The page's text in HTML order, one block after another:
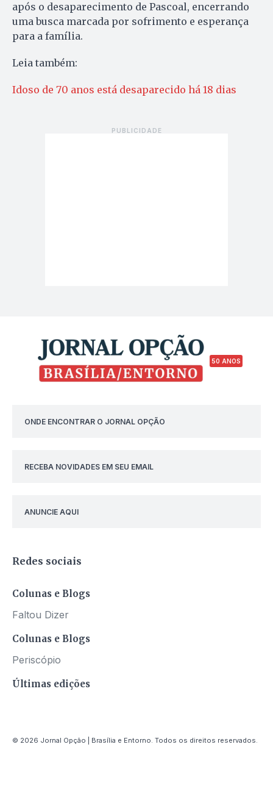
após o desaparecimento de Pascoal, encerrando
uma busca marcada por sofrimento e esperança
para a família.
Leia também:
Idoso de 70 anos está desaparecido há 18 dias
50 ANOS
ONDE ENCONTRAR O JORNAL OPÇÃO
RECEBA NOVIDADES EM SEU EMAIL
ANUNCIE AQUI
Redes sociais
Colunas e Blogs
Faltou Dizer
Colunas e Blogs
Periscópio
Últimas edições
© 2026 Jornal Opção | Brasília e Entorno. Todos os direitos reservados.